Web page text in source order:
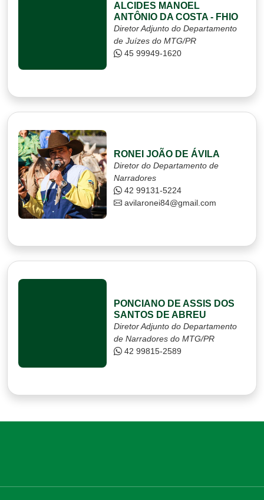
ALCIDES MANOEL
ANTÔNIO DA COSTA - FHIO
Diretor Adjunto do Departamento
de Juízes do MTG/PR
45 99949-1620
RONEI JOÃO DE ÁVILA
Diretor do Departamento de
Narradores
42 99131-5224
avilaronei84@gmail.com
PONCIANO DE ASSIS DOS
SANTOS DE ABREU
Diretor Adjunto do Departamento
de Narradores do MTG/PR
42 99815-2589